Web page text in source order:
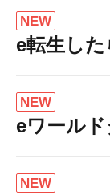
NEW
e転生し
NEW
eワール
NEW